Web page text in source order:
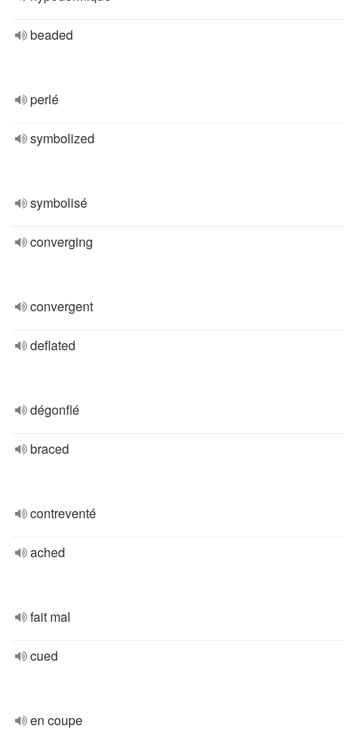
beaded
perlé
symbolized
symbolisé
converging
convergent
deflated
dégonflé
braced
contreventé
ached
fait mal
cued
en coupe